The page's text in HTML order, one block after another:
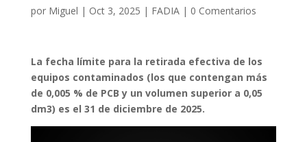
por Miguel | Oct 3, 2025 | FADIA| 0 Comentarios
La fecha límite para la retirada efectiva de los
equipos contaminados (los que contengan más
de 0,005 % de PCB y un volumen superior a 0,05
dm3) es el 31 de diciembre de 2025.